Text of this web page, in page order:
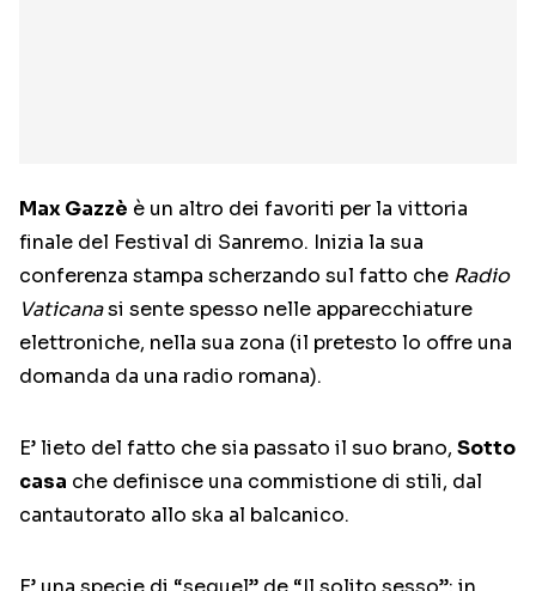
Max Gazzè è un altro dei favoriti per la vittoria
finale del Festival di Sanremo. Inizia la sua
conferenza stampa scherzando sul fatto che Radio
Vaticanasi sente spesso nelle apparecchiature
elettroniche, nella sua zona (il pretesto lo offre una
domanda da una radio romana).
E’ lieto del fatto che sia passato il suo brano, Sotto
casa che definisce una commistione di stili, dal
cantautorato allo ska al balcanico.